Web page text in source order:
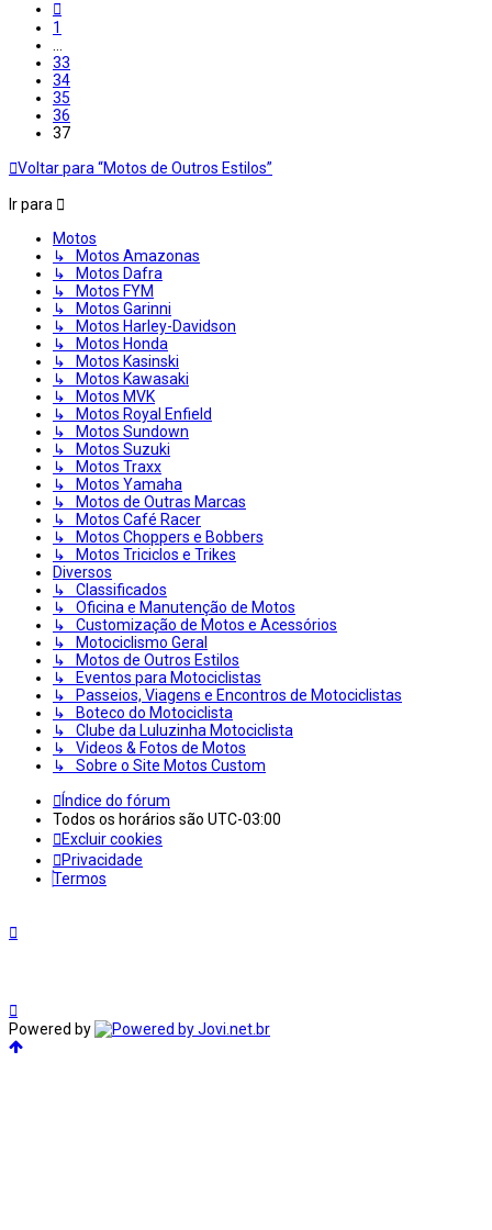
1
33
34
35
36
37
Voltar para “Motos de Outros Estilos”
Ir para
Motos
↳ Motos Amazonas
↳ Motos Dafra
↳ Motos FYM
↳ Motos Garinni
↳ Motos Harley-Davidson
↳ Motos Honda
↳ Motos Kasinski
↳ Motos Kawasaki
↳ Motos MVK
↳ Motos Royal Enfield
↳ Motos Sundown
↳ Motos Suzuki
↳ Motos Traxx
↳ Motos Yamaha
↳ Motos de Outras Marcas
↳ Motos Café Racer
↳ Motos Choppers e Bobbers
↳ Motos Triciclos e Trikes
Diversos
↳ Classificados
↳ Oficina e Manutenção de Motos
↳ Customização de Motos e Acessórios
↳ Motociclismo Geral
↳ Motos de Outros Estilos
↳ Eventos para Motociclistas
↳ Passeios, Viagens e Encontros de Motociclistas
↳ Boteco do Motociclista
↳ Clube da Luluzinha Motociclista
↳ Videos & Fotos de Motos
↳ Sobre o Site Motos Custom
Índice do fórum
Todos os horários são UTC-03:00
Excluir cookies
Privacidade
Termos
Powered by